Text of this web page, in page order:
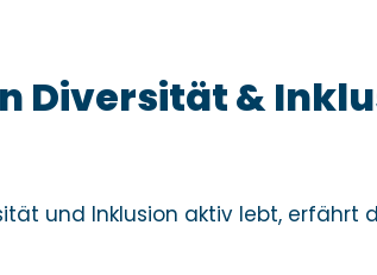
Diversität &
und Inklusion aktiv lebt, erfährt